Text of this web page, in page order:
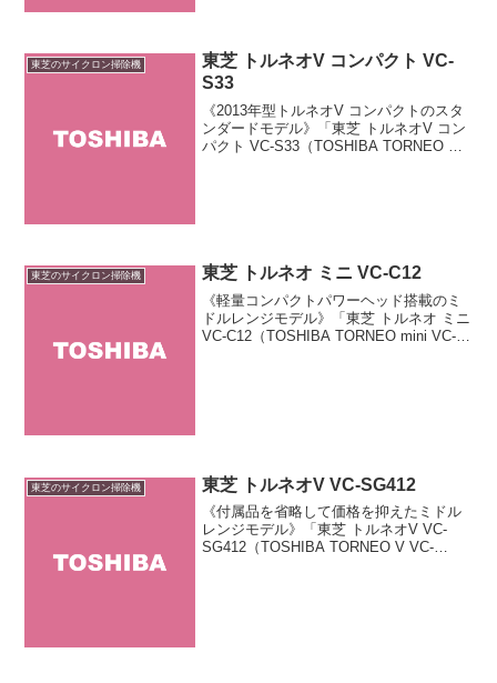
東芝のサイクロン掃除機
東芝 トルネオV コンパクト VC-
S33
《2013年型トルネオV コンパクトのスタ
ンダードモデル》「東芝 トルネオV コン
パクト VC-S33（TOSHIBA TORNEO V
東芝のサイクロン掃除機 東芝 トルネオ ミニ VC-C12
《軽量コンパクトパワーヘッド搭載のミ
ドルレンジモデル》「東芝 トルネオ ミニ
VC-C12（TOSHIBA TORNEO mini VC-
東芝のサイクロン掃除機 東芝 トルネオV VC-SG412
《付属品を省略して価格を抑えたミドル
レンジモデル》「東芝 トルネオV VC-
SG412（TOSHIBA TORNEO V VC-